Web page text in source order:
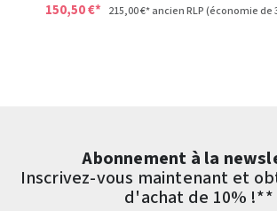
150,50 €* 215,00 €*ancien RLP(économie de
Abonnement à la
Inscrivez-vous maintenant et
d'achat de 10% !**